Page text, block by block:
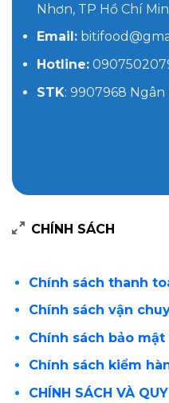
Nhơn, TP Hồ Chí
Email:
Hotline:
STK: 9907968 Ngân
CHÍNH SÁCH
Chính sách thanh
Chính sách vận
Chính sách bảo
Chính sách kiểm
CHÍNH SÁCH VÀ